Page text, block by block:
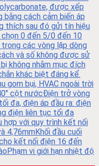
được xếp
bằng cách cảm biến áp
thích sau đó gửi tín hiệu
0 đến 5/0 đến 10
các vòng lặp dòng
và số không được sử
không nhằm mục đích
khác biệt đáng kể.
gom bụi, HVAC ngoài trời
cột nướcĐiện trở vòng
đa, điện áp đầu ra: điện
điện liên tục tối đa
hợp với quy trình kết nối
4,76mmKhối đầu cuối
kết nối điện 16 đến
vi giới hạn nhiệt độ